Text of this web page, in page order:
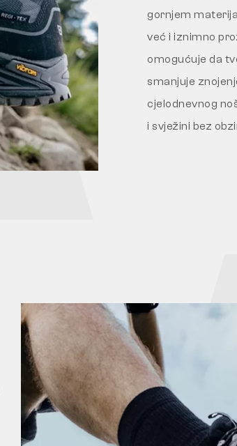
gornjem
već i iznimno
omogućuje da
smanjuje
cjelodnevnog
i svježini bez